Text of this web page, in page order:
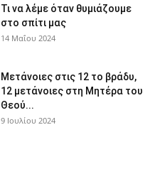
Τι να λέμε όταν θυμιάζουμε
στο σπίτι μας
14 Μαΐου 2024
Μετάνοιες στις 12 το βράδυ,
12 μετάνοιες στη Μητέρα του
Θεού...
9 Ιουλίου 2024